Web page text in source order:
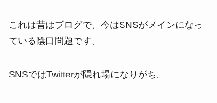
これは昔はブログで、今はSNSがメインになっ
ている陰口問題です。
SNSではTwitterが隠れ場になりがち。